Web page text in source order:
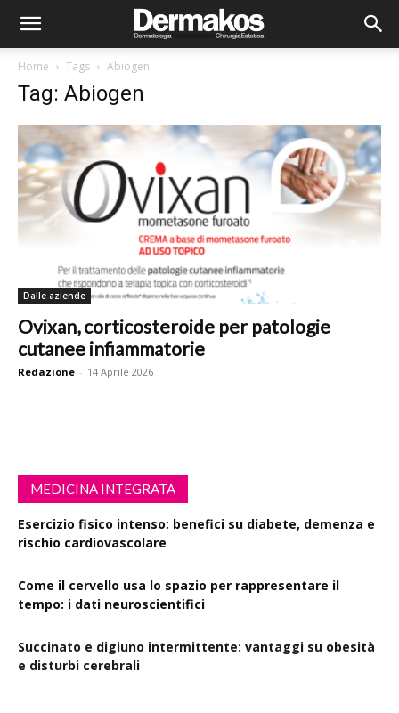
Home Tags Abiogen
Tag: Abiogen
Dalle aziende
Ovixan, corticosteroide per patologie
cutanee infiammatorie
Redazione - 14 Aprile 2026
MEDICINA INTEGRATA
Esercizio fisico intenso: benefici su diabete, demenza e
rischio cardiovascolare
Come il cervello usa lo spazio per rappresentare il
tempo: i dati neuroscientifici
Succinato e digiuno intermittente: vantaggi su obesità
e disturbi cerebrali